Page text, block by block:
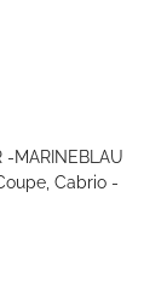
-MARINEBLAU
Cabrio -